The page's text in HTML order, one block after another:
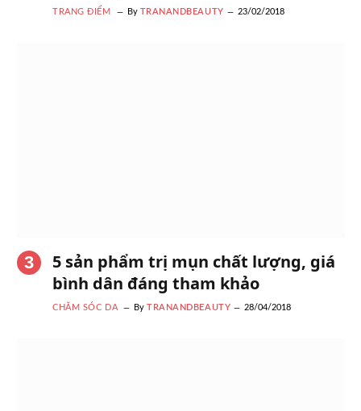
TRANG ĐIỂM By TRANANDBEAUTY 23/02/2018
5 sản phẩm trị mụn chất lượng, giá
bình dân đáng tham khảo
CHĂM SÓC DA By TRANANDBEAUTY 28/04/2018